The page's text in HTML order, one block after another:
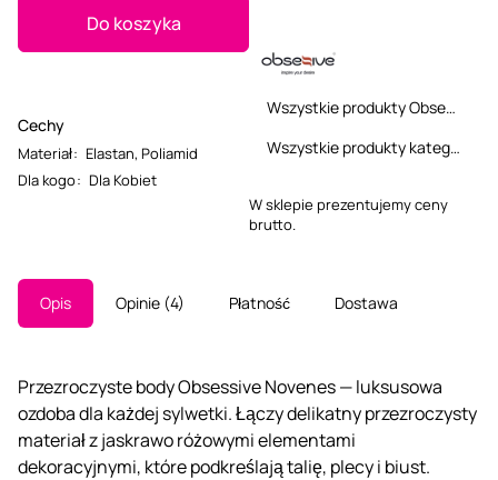
Do koszyka
Cechy
Materiał: Elastan, Poliamid
Dla kogo: Dla Kobiet
Wszystkie produkty Obsessive
Wszystkie produkty kategorii
W sklepie prezentujemy ceny
brutto.
Opis Opinie 4 Płatność Dostawa
Przezroczyste body Obsessive Novenes — luksusowa
ozdoba dla każdej sylwetki. Łączy delikatny przezroczysty
materiał z jaskrawo różowymi elementami
dekoracyjnymi, które podkreślają talię, plecy i biust.